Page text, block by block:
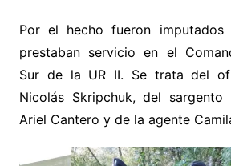
Por el hecho fueron
prestaban servicio en el
Sur de la UR II. Se trata del
Nicolás Skripchuk, del
Ariel Cantero y de la agente